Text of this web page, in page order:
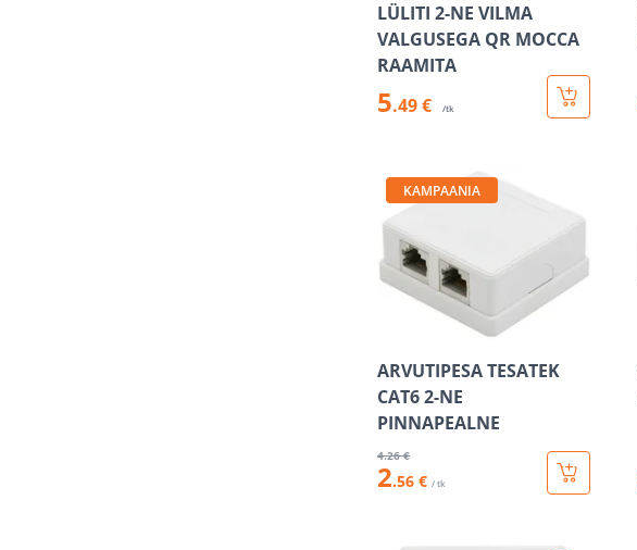
LÜLITI 2-NE VILMA
VALGUSEGA QR MOCCA
RAAMITA
5.49 € /tk
KAMPAANIA
ARVUTIPESA TESATEK
CAT6 2-NE
PINNAPEALNE
4.26 €
2.56 € / tk